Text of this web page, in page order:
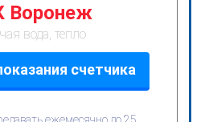
Воронеж
вода, тепло
счетчика
ежемесячно до 25